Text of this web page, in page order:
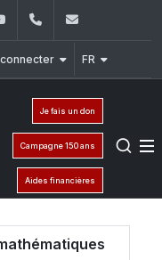
YouTube+961 (1) 421 368
FR
Je fais un don
Campagne 150 ans
Aides financières